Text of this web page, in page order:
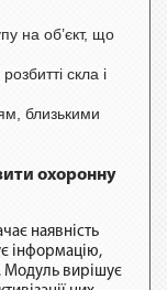
на об’єкт, що
скла і
близькими
охоронну
наявність
інформацію,
Модуль вирішує